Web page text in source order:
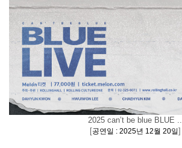
2025 can’t be blue BLUE ..
[공연일 : 2025년 12월 20일]